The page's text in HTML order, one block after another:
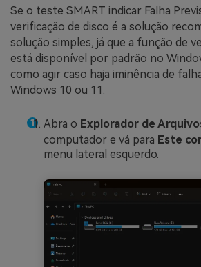
Se o teste SMART indicar Falha
verificação de disco é a solução
solução simples, já que a função de
está disponível por padrão no
como agir caso haja iminência de
Windows 10 ou 11.
Abra o Explorador de
computador e vá para Este
menu lateral esquerdo.